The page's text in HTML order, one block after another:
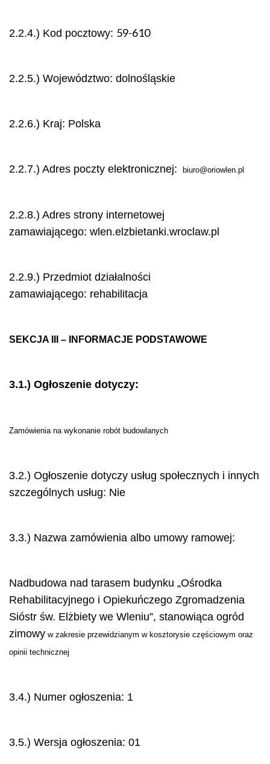
2.2.4.) Kod pocztowy: 59-610
2.2.5.) Województwo: dolnośląskie
2.2.6.) Kraj: Polska
2.2.7.) Adres poczty elektronicznej: biuro@oriowlen.pl
2.2.8.) Adres strony internetowej
zamawiającego: wlen.elzbietanki.wroclaw.pl
2.2.9.) Przedmiot działalności
zamawiającego: rehabilitacja
SEKCJA III – INFORMACJE PODSTAWOWE
3.1.) Ogłoszenie dotyczy:
Zamówienia na wykonanie robót budowlanych
3.2.) Ogłoszenie dotyczy usług społecznych i innych
szczególnych usług: Nie
3.3.) Nazwa zamówienia albo umowy ramowej:
Nadbudowa nad tarasem budynku „Ośrodka
Rehabilitacyjnego i Opiekuńczego Zgromadzenia
Sióstr św. Elżbiety we Wleniu”, stanowiąca ogród
zimowy w zakresie przewidzianym w kosztorysie częściowym oraz
opinii technicznej
3.4.) Numer ogłoszenia: 1
3.5.) Wersja ogłoszenia: 01